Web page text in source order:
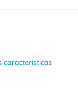
características